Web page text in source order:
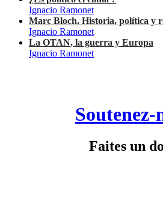
Ignacio Ramonet
Marc Bloch. Historia, política y
Ignacio Ramonet
La OTAN, la guerra y Europa
Ignacio Ramonet
Soutenez-
Faites un